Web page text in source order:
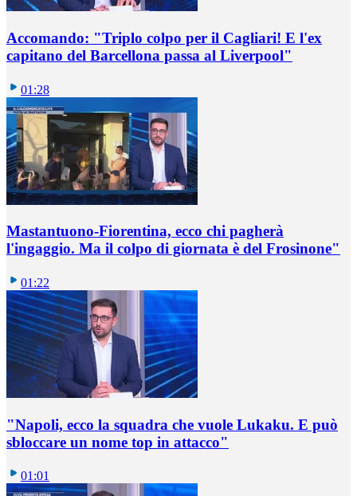
Accomando: "Triplo colpo per il Cagliari! E l'ex
capitano del Barcellona passa al Liverpool"
01:28
Mastantuono-Fiorentina, ecco chi pagherà
l'ingaggio. Ma il colpo di giornata è del Frosinone"
01:22
"Napoli, ecco la squadra che vuole Lukaku. E può
sbloccare un nome top in attacco"
01:01